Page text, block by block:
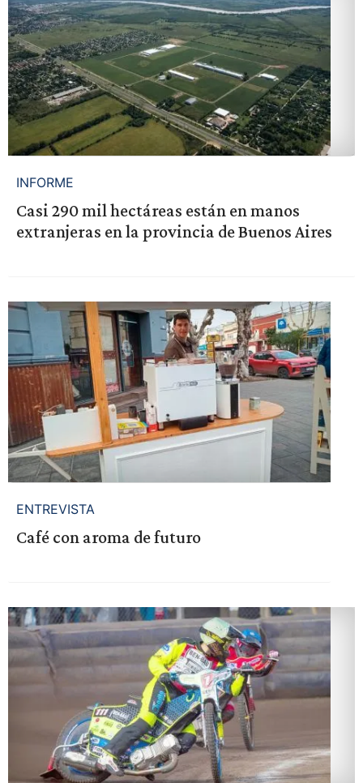
INFORME
Casi 290 mil hectáreas están en manos
extranjeras en la provincia de Buenos Aires
ENTREVISTA
Café con aroma de futuro